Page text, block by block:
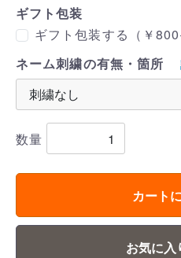
ギフト包装
ギフト包装する（￥
ネーム刺繍の有無・箇所
数量
カート
お気に入